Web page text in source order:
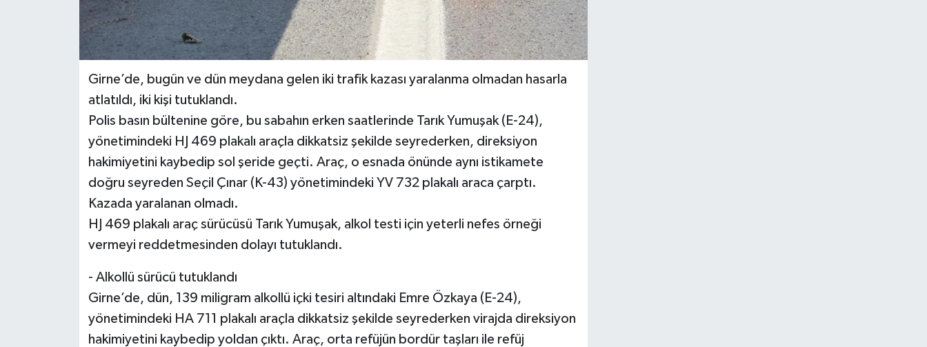
Girne’de, bugün ve dün meydana gelen iki trafik kazası yaralanma olmadan hasarla
atlatıldı, iki kişi tutuklandı.
Polis basın bültenine göre, bu sabahın erken saatlerinde Tarık Yumuşak (E-24),
yönetimindeki HJ 469 plakalı araçla dikkatsiz şekilde seyrederken, direksiyon
hakimiyetini kaybedip sol şeride geçti. Araç, o esnada önünde aynı istikamete
doğru seyreden Seçil Çınar (K-43) yönetimindeki YV 732 plakalı araca çarptı.
Kazada yaralanan olmadı.
HJ 469 plakalı araç sürücüsü Tarık Yumuşak, alkol testi için yeterli nefes örneği
vermeyi reddetmesinden dolayı tutuklandı.
- Alkollü sürücü tutuklandı
Girne’de, dün, 139 miligram alkollü içki tesiri altındaki Emre Özkaya (E-24),
yönetimindeki HA 711 plakalı araçla dikkatsiz şekilde seyrederken virajda direksiyon
hakimiyetini kaybedip yoldan çıktı. Araç, orta refüjün bordür taşları ile refüj